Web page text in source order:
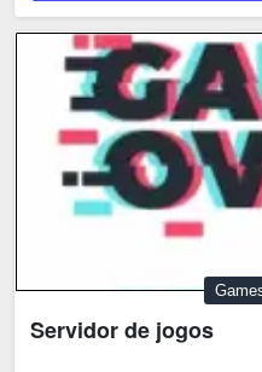
Servidor de jogos